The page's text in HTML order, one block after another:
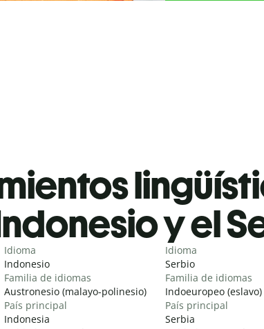
y el
Idioma
Indonesio
Familia de idiomas
Austronesio (malayo-polinesio)
País principal
Indonesia
Idioma
Serbio
Familia de idiomas
Indoeuropeo (eslavo)
País principal
Serbia